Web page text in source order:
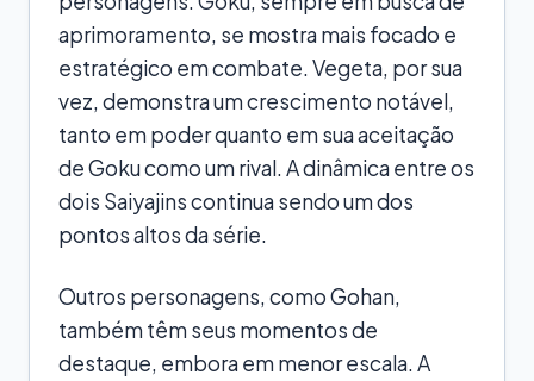
aprimoramento, se mostra mais focado e
estratégico em combate. Vegeta, por sua
vez, demonstra um crescimento notável,
tanto em poder quanto em sua aceitação
de Goku como um rival. A dinâmica entre os
dois Saiyajins continua sendo um dos
pontos altos da série.
Outros personagens, como Gohan,
também têm seus momentos de
destaque, embora em menor escala. A